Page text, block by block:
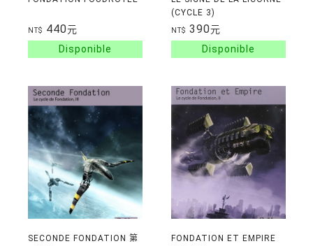
NT$ 440元
(CYCLE 3)
NT$ 390元
SECONDE FONDATION 第
FONDATION ET EMPIRE